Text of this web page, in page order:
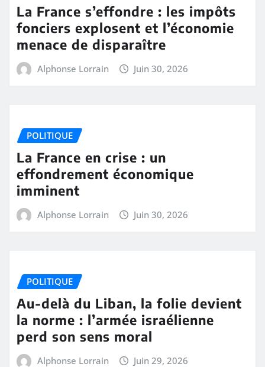
La France s’effondre : les impôts
fonciers explosent et l’économie
menace de disparaître
Alphonse Lorrain Juin 30, 2026
POLITIQUE
La France en crise : un
effondrement économique
imminent
Alphonse Lorrain Juin 30, 2026
POLITIQUE
Au-delà du Liban, la folie devient
la norme : l’armée israélienne
perd son sens moral
Alphonse Lorrain Juin 29, 2026